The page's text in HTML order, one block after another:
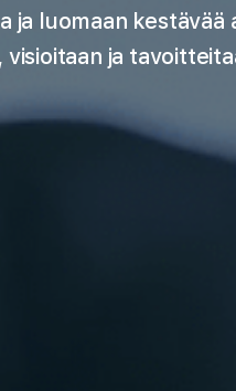
ja luomaan
ja